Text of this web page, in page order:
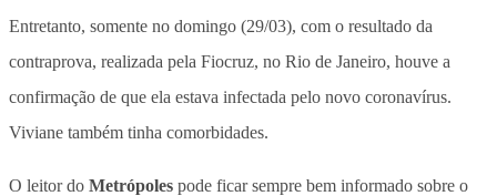
Entretanto, somente no domingo (29/03), com o resultado da
contraprova, realizada pela Fiocruz, no Rio de Janeiro, houve a
confirmação de que ela estava infectada pelo novo coronavírus.
Viviane também tinha comorbidades.
O leitor do Metrópoles pode ficar sempre bem informado sobre o